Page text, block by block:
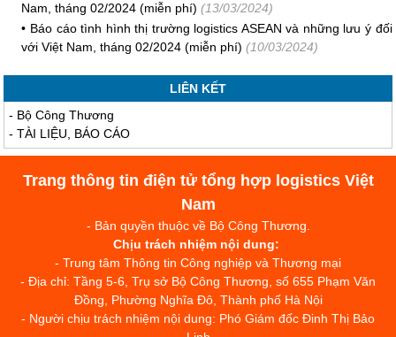
Nam, tháng 02/2024 (miễn phí) (13/03/2024)
• Báo cáo tình hình thị trường logistics ASEAN và những lưu ý đối
với Việt Nam, tháng 02/2024 (miễn phí) (10/03/2024)
LIÊN KẾT
- Bộ Công Thương
-TÀI LIỆU, BÁO CÁO
Trang thông tin điện tử tổng hợp logistics Việt
Nam
- Bản quyền thuộc về Bộ Công Thương.
Chịu trách nhiệm nội dung:
- Trung tâm Thông tin Công nghiệp và Thương mại
- Địa chỉ: Tầng 5-6, Trụ sở Bộ Công Thương, số 655 Phạm Văn
Đồng, Phường Nghĩa Đô, Thành phố Hà Nội
- Người chịu trách nhiệm nội dung: Phó Giám đốc Đinh Thị Bảo